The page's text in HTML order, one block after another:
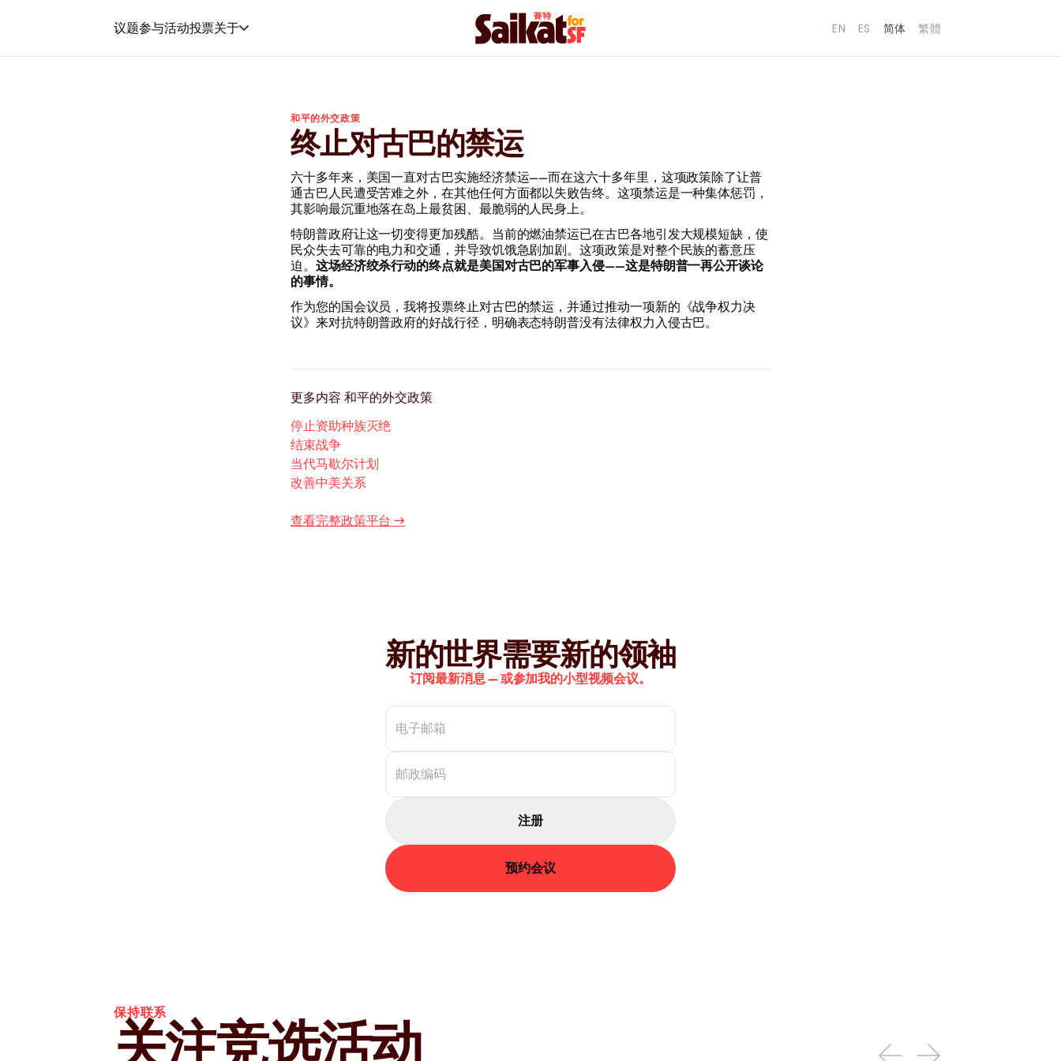
议题参与活动投票关于 EN ES 简体 繁體
和平的外交政策
终止对古巴的禁运
六十多年来，美国一直对古巴实施经济禁运——而在这六十多年里，这项政策除了让普
通古巴人民遭受苦难之外，在其他任何方面都以失败告终。这项禁运是一种集体惩罚，
其影响最沉重地落在岛上最贫困、最脆弱的人民身上。
特朗普政府让这一切变得更加残酷。当前的燃油禁运已在古巴各地引发大规模短缺，使
民众失去可靠的电力和交通，并导致饥饿急剧加剧。这项政策是对整个民族的蓄意压
迫。 这场经济绞杀行动的终点就是美国对古巴的军事入侵——这是特朗普一再公开谈论
的事情。
作为您的国会议员，我将投票终止对古巴的禁运，并通过推动一项新的《战争权力决
议》来对抗特朗普政府的好战行径，明确表态特朗普没有法律权力入侵古巴。
更多内容 和平的外交政策
停止资助种族灭绝
结束战争
当代马歇尔计划
改善中美关系
查看完整政策平台 →
新的世界需要新的领袖
订阅最新消息 — 或参加我的小型视频会议。
注册
预约会议
保持联系